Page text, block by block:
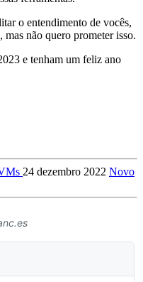
o entendimento de vocês,
não quero prometer isso.
e tenham um feliz ano
24 dezembro 2022 Novo